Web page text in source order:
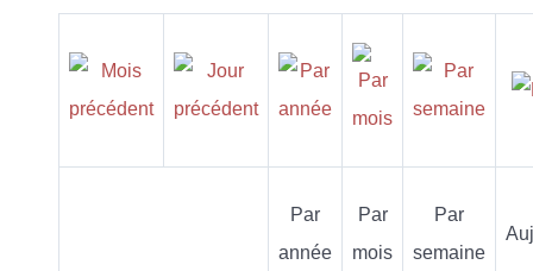
Par
année
Par
mois
Par
semaine